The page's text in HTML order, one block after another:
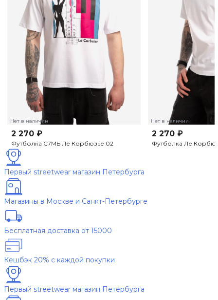
Нет в наличии
2 270 ₽
Футболка С7МЬ Ле Корбюзье 02
Нет в наличии
2 270 ₽
Футболка Ле
Первый streetwear магазин Петербурга
Магазины в Москве и Санкт-Петербурге
Бесплатная доставка от 15000
Кешбэк 20% с каждой покупки
Первый streetwear магазин Петербурга